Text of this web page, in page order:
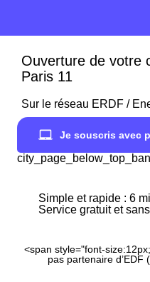
Ouverture de votre
Paris 11
Sur le réseau ERDF /
Je souscris avec
Simple et rapide : 6
Service gratuit et
<span style="font-
pas partenaire